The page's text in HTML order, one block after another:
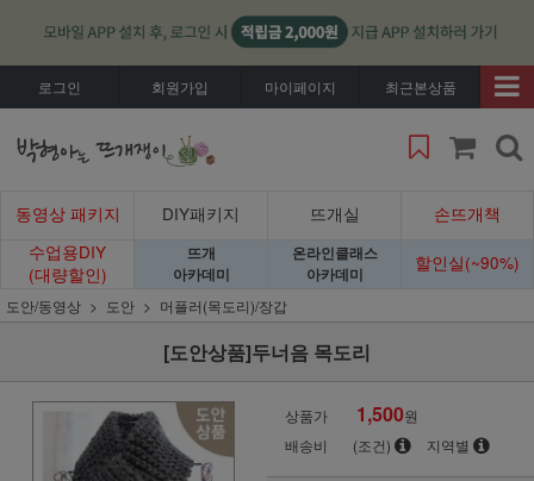
로그인 회원가입 마이페이지 최근본상품
동영상 패키지 DIY패키지 뜨개실
손뜨개책
수업용DIY
(대량할인)
뜨개
아카데미
온라인클래스
아카데미
할인실(~90%)
도안/동영상 도안 머플러(목도리)/장갑
[도안상품]두너음 목도리
상품가 1,500원
배송비
(조건) 지역별